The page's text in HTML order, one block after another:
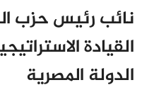
نائب رئيس حزب
القيادة
الدولة المصرية